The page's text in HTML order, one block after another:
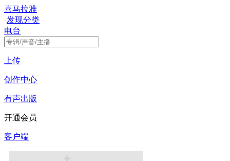
喜马拉雅
发现分类
电台
上传
创作中心
有声出版
开通会员
客户端